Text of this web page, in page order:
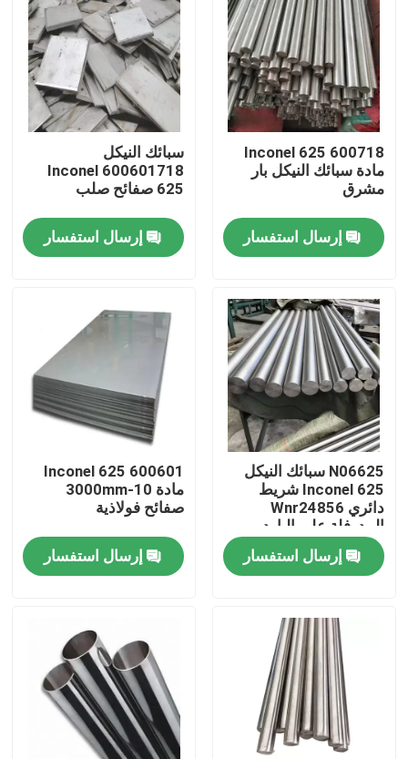
مسكن
معلومات عنا
جولة في المعمل
مراقبة الجودة
اتصل بنا
مادة Inconel 600
مادة Incoloy 800
مادة Inconel 718
600718 Inconel 625
مادة سبائك النيكل بار
مشرق
إرسال استفسار
سبائك النيكل
600601718 Inconel
625 صفائح صلب
إرسال استفسار
N06625 سبائك النيكل
Inconel 625 شريط
دائري Wnr24856
المدرفلة على البارد
إرسال استفسار
600601 Inconel 625
مادة 10-3000mm
صفائح فولاذية
إرسال استفسار